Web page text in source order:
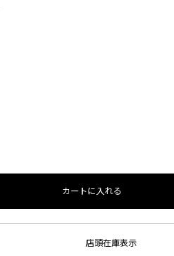
カートに入れる
店頭在庫表示